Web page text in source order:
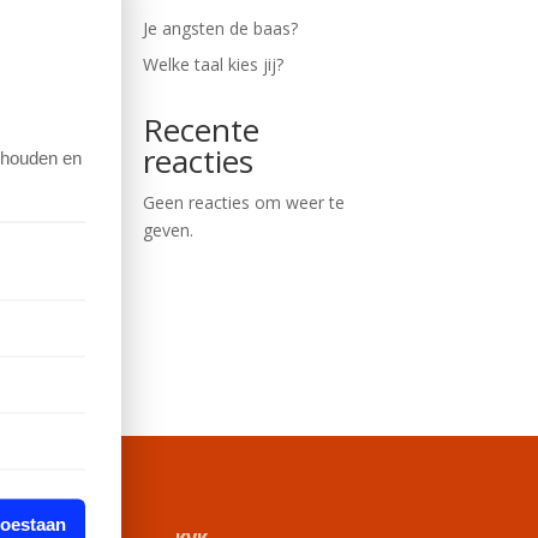
Je angsten de baas?
Welke taal kies jij?
Recente
reacties
Geen reacties om weer te
geven.
en